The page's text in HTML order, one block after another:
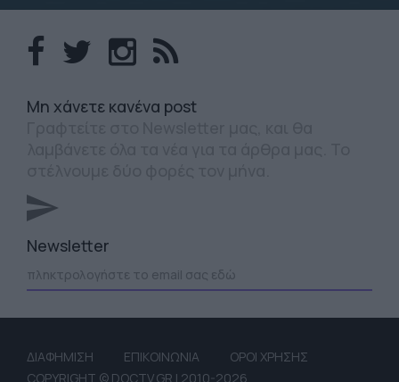
Mη χάνετε κανένα post
Newsletter
ΔΙΑΦΗΜΙΣΗ ΕΠΙΚΟΙΝΩΝΙΑ
ΟΡΟΙ ΧΡΗΣΗΣ
COPYRIGHT © DOCTV.GR | 2010-2026